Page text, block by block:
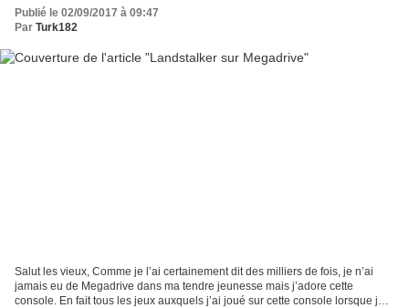
Publié le 02/09/2017 à 09:47
Par Turk182
Salut les vieux, Comme je l’ai certainement dit des milliers de fois, je n’ai
jamais eu de Megadrive dans ma tendre jeunesse mais j’adore cette
console. En fait tous les jeux auxquels j’ai joué sur cette console lorsque je